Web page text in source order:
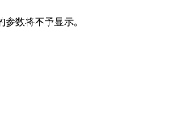
数将不予显示。